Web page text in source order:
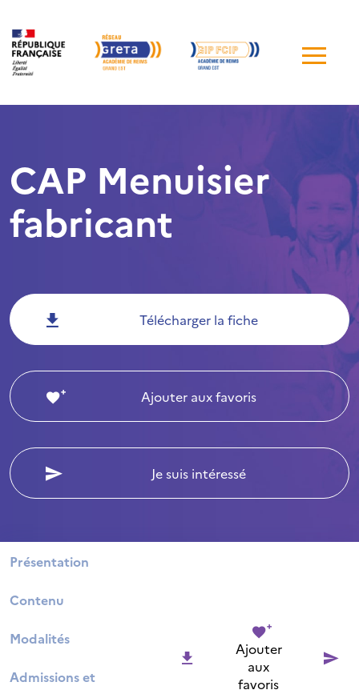
de
CAP Menuisier
fabricant
Télécharger la fiche
Ajouter aux favoris
Je suis intéressé
Présentation
Contenu
Modalités
Admissions et
Ajouter
aux
favoris